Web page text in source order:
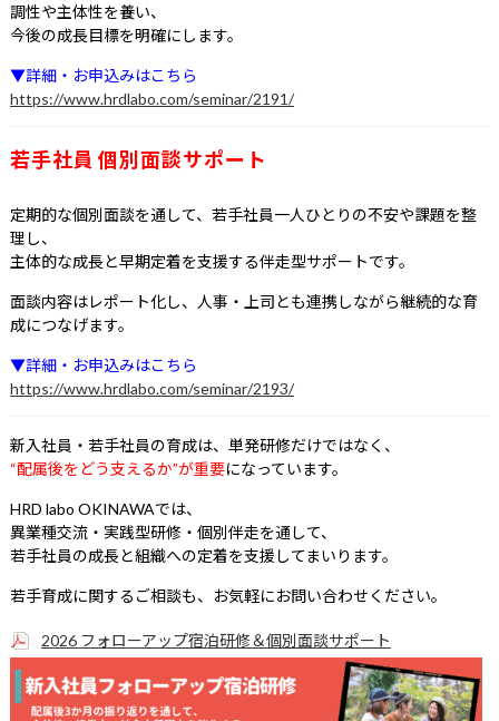
調性や主体性を養い、
今後の成長目標を明確にします。
▼詳細・お申込みはこちら
https://www.hrdlabo.com/seminar/2191/
若手社員 個別面談サポート
定期的な個別面談を通して、若手社員一人ひとりの不安や課題を整
理し、
主体的な成長と早期定着を支援する伴走型サポートです。
面談内容はレポート化し、人事・上司とも連携しながら継続的な育
成につなげます。
▼詳細・お申込みはこちら
https://www.hrdlabo.com/seminar/2193/
新入社員・若手社員の育成は、単発研修だけではなく、
“配属後をどう支えるか”が重要になっています。
HRD labo OKINAWAでは、
異業種交流・実践型研修・個別伴走を通して、
若手社員の成長と組織への定着を支援してまいります。
若手育成に関するご相談も、お気軽にお問い合わせください。
2026 フォローアップ宿泊研修＆個別面談サポート